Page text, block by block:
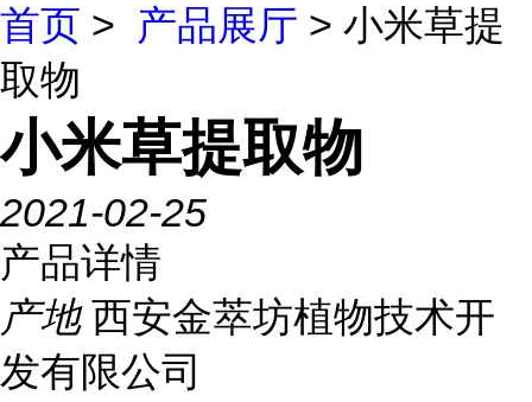
首页 > 产品展厅 > 小米草提
取物
小米草提取物
2021-02-25
产品详情
产地 西安金萃坊植物技术开
发有限公司